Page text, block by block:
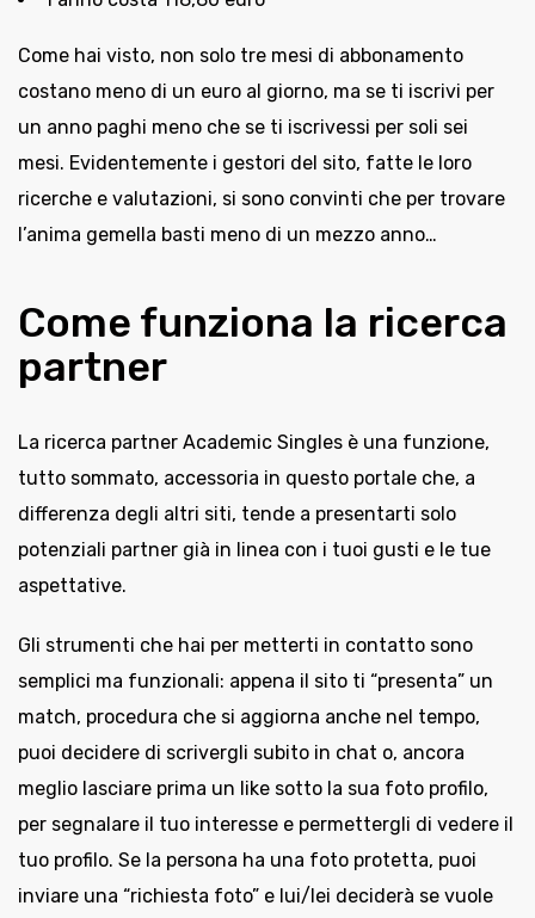
Come hai visto, non solo tre mesi di abbonamento
costano meno di un euro al giorno, ma se ti iscrivi per
un anno paghi meno che se ti iscrivessi per soli sei
mesi. Evidentemente i gestori del sito, fatte le loro
ricerche e valutazioni, si sono convinti che per trovare
l’anima gemella basti meno di un mezzo anno…
Come funziona la ricerca
partner
La ricerca partner Academic Singles è una funzione,
tutto sommato, accessoria in questo portale che, a
differenza degli altri siti, tende a presentarti solo
potenziali partner già in linea con i tuoi gusti e le tue
aspettative.
Gli strumenti che hai per metterti in contatto sono
semplici ma funzionali: appena il sito ti “presenta” un
match, procedura che si aggiorna anche nel tempo,
puoi decidere di scrivergli subito in chat o, ancora
meglio lasciare prima un like sotto la sua foto profilo,
per segnalare il tuo interesse e permettergli di vedere il
tuo profilo. Se la persona ha una foto protetta, puoi
inviare una “richiesta foto” e lui/lei deciderà se vuole